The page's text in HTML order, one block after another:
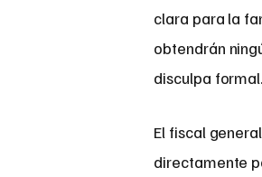
clara para la
obtendrán
disculpa formal.
El fiscal
directamente